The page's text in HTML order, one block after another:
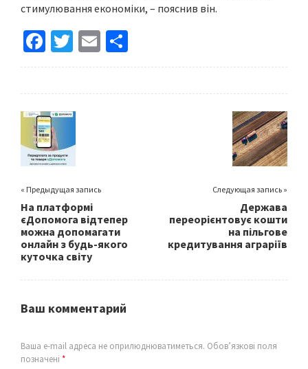
стимулювання економіки, – пояснив він.
Fa
ce
o
o
k
T
wi
er
E
m h
« Предыдущая запись
На платформі
єДопомога відтепер
можна допомагати
онлайн з будь-якого
куточка світу
Следующая запись »
Держава
переорієнтовує кошти
на пільгове
кредитування аграріїв
Ваш комментарий
Ваша e-mail адреса не оприлюднюватиметься. Обов’язкові поля
позначені *